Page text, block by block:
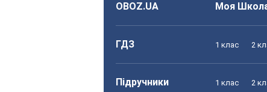
OBOZ.UA Моя
ГДЗ 1 клас 2
Підручники 1 клас 2